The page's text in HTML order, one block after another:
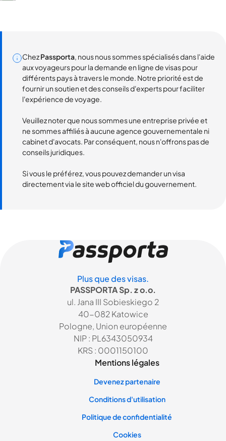
ChezPassporta, nous nous sommes spécialisés dans l'aide
aux voyageurs pour la demande en ligne de visas pour
différents pays à travers le monde. Notre priorité est de
fournir un soutien et des conseils d'experts pour faciliter
l'expérience de voyage.
Veuillez noter que nous sommes une entreprise privée et
ne sommes affiliés à aucune agence gouvernementale ni
cabinet d'avocats. Par conséquent, nous n'offrons pas de
conseils juridiques.
Si vous le préférez, vous pouvez demander un visa
directement via le site web officiel du gouvernement.
Plus que des visas.
PASSPORTA Sp. z o.o.
ul. Jana III Sobieskiego 2
40-082 Katowice
Pologne, Union européenne
NIP : PL6343050934
KRS : 0001150100
Mentions légales
Devenez partenaire
Conditions d'utilisation
Politique de confidentialité
Cookies